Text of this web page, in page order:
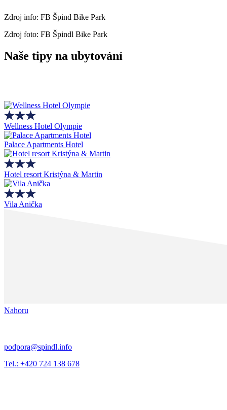
Zdroj info: FB Špind Bike Park
Zdroj foto: FB Špindl Bike Park
Naše tipy na ubytování
Wellness Hotel Olympie
Palace Apartments Hotel
Hotel resort Kristýna & Martin
Vila Anička
Nahoru
podpora@spindl.info
Tel.: +420 724 138 678